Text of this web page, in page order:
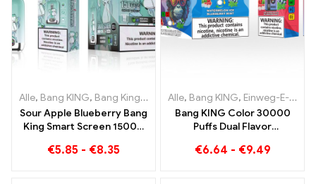
Alle, Bang KING, Bang King Smart Screen 15000 Puff ,Einweg-E-
Sour Apple Blueberry Bang
King Smart Screen 15000
Dampferlebnis voller
€5.85 - €8.35
Alle, Bang KING, Einweg-E-Zigaretten Litauen
Bang KING Color 30000
Puffs Dual Flavor
Kombination aus Blueberry
€6.64 - €9.49